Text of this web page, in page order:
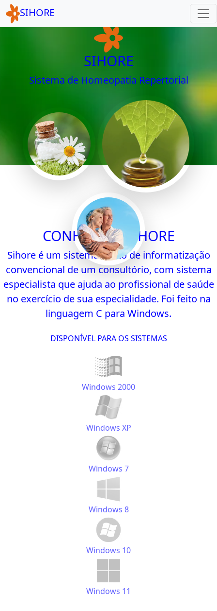
SIHORE
SIHORE
Sistema de Homeopatia Repertorial
CONHEÇA O SIHORE
Sihore é um sistema misto de informatização
convencional de um consultório, com sistema
especialista que ajuda ao profissional de saúde
no exercício de sua especialidade. Foi feito na
linguagem C para Windows.
DISPONÍVEL PARA OS SISTEMAS
Windows 2000
Windows XP
Windows 7
Windows 8
Windows 10
Windows 11